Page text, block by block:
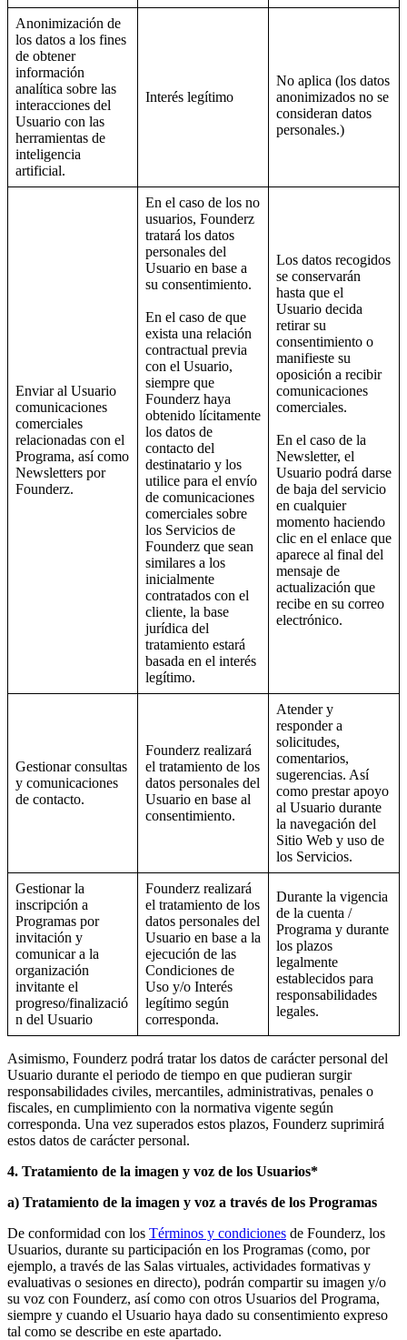
Anonimización de
los datos a los fines
de obtener
información
analítica sobre las
interacciones del
Usuario con las
herramientas de
inteligencia
artificial.
Interés legítimo
No aplica (los datos
anonimizados no se
consideran datos
personales.)
Enviar al Usuario
comunicaciones
comerciales
relacionadas con el
Programa, así como
Newsletters por
Founderz.
En el caso de los no
usuarios, Founderz
tratará los datos
personales del
Usuario en base a
su consentimiento.
En el caso de que
exista una relación
contractual previa
con el Usuario,
siempre que
Founderz haya
obtenido lícitamente
los datos de
contacto del
destinatario y los
utilice para el envío
de comunicaciones
comerciales sobre
los Servicios de
Founderz que sean
similares a los
inicialmente
contratados con el
cliente, la base
jurídica del
tratamiento estará
basada en el interés
legítimo.
Los datos recogidos
se conservarán
hasta que el
Usuario decida
retirar su
consentimiento o
manifieste su
oposición a recibir
comunicaciones
comerciales.
En el caso de la
Newsletter, el
Usuario podrá darse
de baja del servicio
en cualquier
momento haciendo
clic en el enlace que
aparece al final del
mensaje de
actualización que
recibe en su correo
electrónico.
Gestionar consultas
y comunicaciones
de contacto.
Founderz realizará
el tratamiento de los
datos personales del
Usuario en base al
consentimiento.
Atender y
responder a
solicitudes,
comentarios,
sugerencias. Así
como prestar apoyo
al Usuario durante
la navegación del
Sitio Web y uso de
los Servicios.
Gestionar la
inscripción a
Programas por
invitación y
comunicar a la
organización
invitante el
progreso/finalizació
n del Usuario
Founderz realizará
el tratamiento de los
datos personales del
Usuario en base a la
ejecución de las
Condiciones de
Uso y/o Interés
legítimo según
corresponda.
Durante la vigencia
de la cuenta /
Programa y durante
los plazos
legalmente
establecidos para
responsabilidades
legales.
Asimismo, Founderz podrá tratar los datos de carácter personal del
Usuario durante el periodo de tiempo en que pudieran surgir
responsabilidades civiles, mercantiles, administrativas, penales o
fiscales, en cumplimiento con la normativa vigente según
corresponda. Una vez superados estos plazos, Founderz suprimirá
estos datos de carácter personal.
4. Tratamiento de la imagen y voz de los Usuarios*
a) Tratamiento de la imagen y voz a través de los Programas
De conformidad con los Términos y condiciones de Founderz, los
Usuarios, durante su participación en los Programas (como, por
ejemplo, a través de las Salas virtuales, actividades formativas y
evaluativas o sesiones en directo), podrán compartir su imagen y/o
su voz con Founderz, así como con otros Usuarios del Programa,
siempre y cuando el Usuario haya dado su consentimiento expreso
tal como se describe en este apartado.